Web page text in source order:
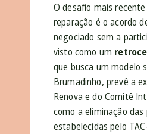
O desafio mais
reparação é o acordo
negociado sem a
visto como um
que busca um modelo
Brumadinho, prevê a
Renova e do Comitê
como a eliminação
estabelecidas pelo